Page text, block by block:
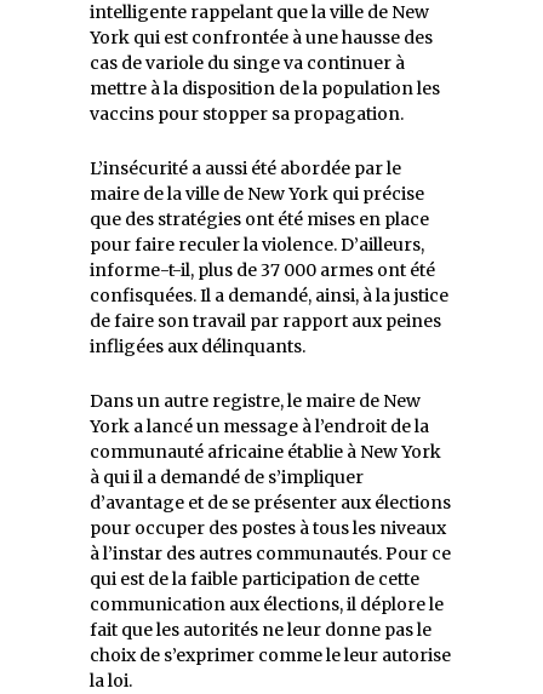
intelligente rappelant que la ville de New
York qui est confrontée à une hausse des
cas de variole du singe va continuer à
mettre à la disposition de la population les
vaccins pour stopper sa propagation.
L’insécurité a aussi été abordée par le
maire de la ville de New York qui précise
que des stratégies ont été mises en place
pour faire reculer la violence. D’ailleurs,
informe-t-il, plus de 37 000 armes ont été
confisquées. Il a demandé, ainsi, à la justice
de faire son travail par rapport aux peines
infligées aux délinquants.
Dans un autre registre, le maire de New
York a lancé un message à l’endroit de la
communauté africaine établie à New York
à qui il a demandé de s’impliquer
d’avantage et de se présenter aux élections
pour occuper des postes à tous les niveaux
à l’instar des autres communautés. Pour ce
qui est de la faible participation de cette
communication aux élections, il déplore le
fait que les autorités ne leur donne pas le
choix de s’exprimer comme le leur autorise
la loi.